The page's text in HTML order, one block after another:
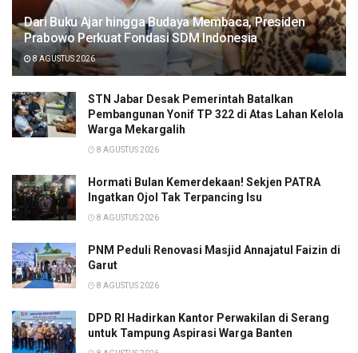
Dari Buku Ajar hingga Budaya Membaca, Presiden
Prabowo Perkuat Fondasi SDM Indonesia
8 AGUSTUS 2026
STN Jabar Desak Pemerintah Batalkan
Pembangunan Yonif TP 322 di Atas Lahan Kelola
Warga Mekargalih
8 AGUSTUS 2026
Hormati Bulan Kemerdekaan! Sekjen PATRA
Ingatkan Ojol Tak Terpancing Isu
8 AGUSTUS 2026
PNM Peduli Renovasi Masjid Annajatul Faizin di
Garut
8 AGUSTUS 2026
DPD RI Hadirkan Kantor Perwakilan di Serang
untuk Tampung Aspirasi Warga Banten